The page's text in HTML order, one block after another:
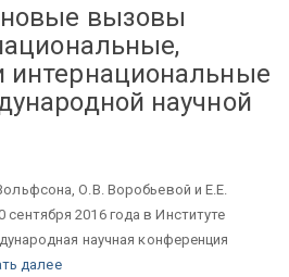
вызовы
интернациональные
научной
О.В. Воробьевой и Е.Е.
2016 года в Институте
научная конференция
далее